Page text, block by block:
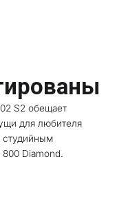
S2 обещает
для любителя
студийным
Diamond.